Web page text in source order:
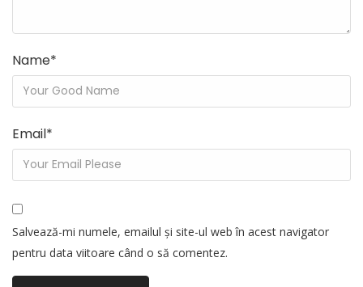
Name*
Email*
Salvează-mi numele, emailul și site-ul web în acest navigator
pentru data viitoare când o să comentez.